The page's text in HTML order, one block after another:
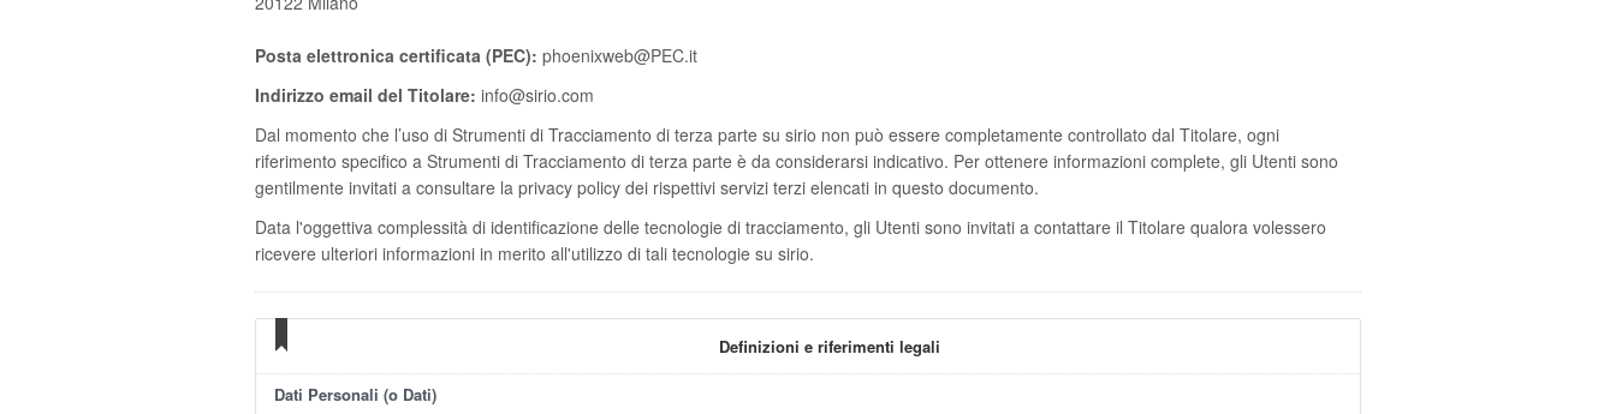
Posta elettronica certificata (PEC): phoenixweb@PEC.it
Indirizzo email del Titolare: info@sirio.com
Dal momento che l’uso di Strumenti di Tracciamento di terza parte su sirio non può essere completamente controllato dal Titolare, ogni
riferimento specifico a Strumenti di Tracciamento di terza parte è da considerarsi indicativo. Per ottenere informazioni complete, gli Utenti sono
gentilmente invitati a consultare la privacy policy dei rispettivi servizi terzi elencati in questo documento.
Data l'oggettiva complessità di identificazione delle tecnologie di tracciamento, gli Utenti sono invitati a contattare il Titolare qualora volessero
ricevere ulteriori informazioni in merito all'utilizzo di tali tecnologie su sirio.
Definizioni e riferimenti legali
Dati Personali (o Dati)